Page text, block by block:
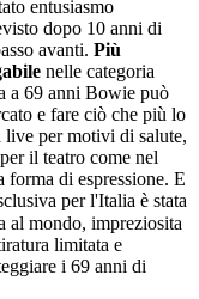
entusiasmo
dopo 10 anni di
avanti. Più
nelle categoria
a 69 anni Bowie può
e fare ciò che più lo
live per motivi di salute,
il teatro come nel
forma di espressione. E
per l'Italia è stata
mondo, impreziosita
limitata e
i 69 anni di